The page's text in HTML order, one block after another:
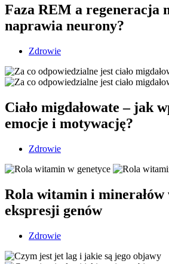
Faza REM a regeneracja
naprawia neurony?
Zdrowie
Ciało migdałowate – jak
emocje i motywację?
Zdrowie
Rola witamin i minerałów
ekspresji genów
Zdrowie